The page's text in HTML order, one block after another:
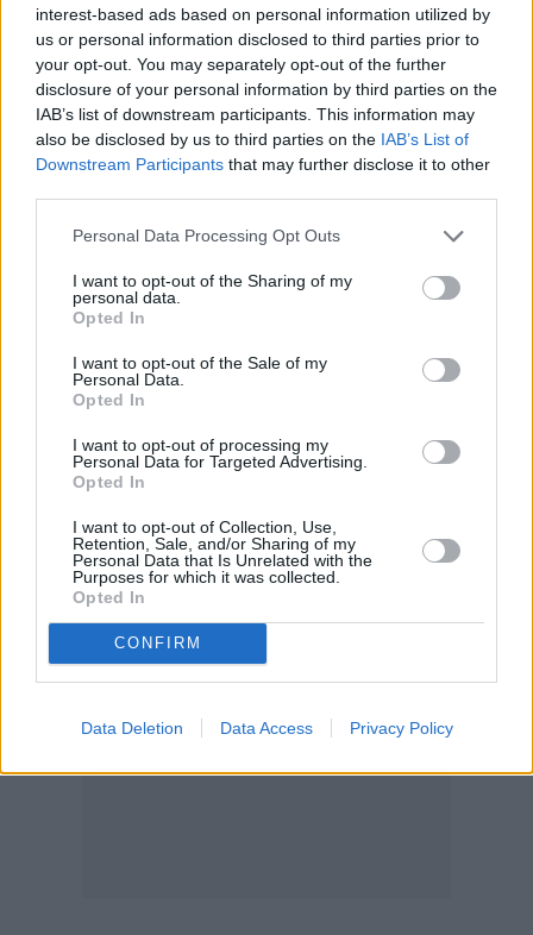
interest-based ads based on personal information utilized by
us or personal information disclosed to third parties prior to
your opt-out. You may separately opt-out of the further
disclosure of your personal information by third parties on the
IAB’s list of downstream participants. This information may
also be disclosed by us to third parties on the IAB’s List of
Downstream Participants that may further disclose it to other
Personal Data Processing Opt Outs
I want to opt-out of the Sharing of my
personal data.
Opted In
I want to opt-out of the Sale of my
Personal Data.
Opted In
I want to opt-out of processing my
Personal Data for Targeted Advertising.
Opted In
I want to opt-out of Collection, Use,
Retention, Sale, and/or Sharing of my
Personal Data that Is Unrelated with the
Purposes for which it was collected.
Opted In
CONFIRM
Data Deletion Data Access Privacy Policy
τερματίσει ψηλότερα) ανάμεσά τους και οι
εξής:
Νικητής με ψήφο κριτικής επιτροπής
Νικητής Τηλεψηφοφορίας
Τερματισμός στην πρώτη 5άδα/10άδα
ΤOP 3 : Ελλάδα, Δανία
Ελλάδα TOP 3 & Φινλανδία ΤOP 3
*Ισχύουν όροι & προϋποθέσεις. Αρμόδιος
παίγνια επιτρέπεται μόνο σε άτομα άνω των
18 ετών. Η συχνή συμμετοχή ενέχει κινδύνους
εθισμού και απώλειας περιουσίας. Γραμμή
στήριξης: 1114 ΠΑΙΞΕ ΥΠΕΥΘΥΝΑ
Διαβάστε επίσης: